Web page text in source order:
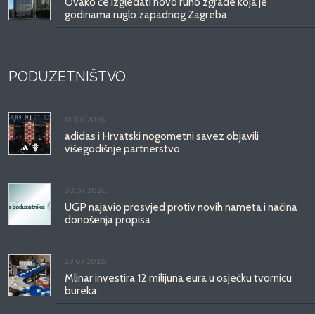
godinama ruglo zapadnog Zagreba
PODUZETNIŠTVO
01.08.2026.
adidas i Hrvatski nogometni savez objavili
višegodišnje partnerstvo
30.07.2026.
UGP najavio prosvjed protiv novih nameta i načina
donošenja propisa
29.07.2026.
Mlinar investira 12 milijuna eura u osječku tvornicu
bureka